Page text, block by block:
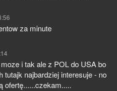
za minute
i tak ale z POL do USA bo
tutajk najbardziej interesuje - no
ofertę......czekam.....